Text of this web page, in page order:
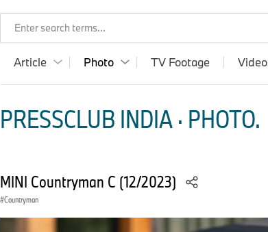
Enter search terms...
Article Photo TV Footage Video
PRESSCLUB INDIA · PHOTO.
MINI Countryman C (12/2023)
Countryman